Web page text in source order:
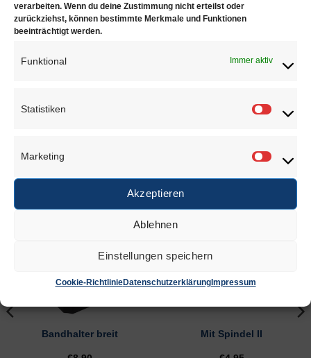
verarbeiten. Wenn du deine Zustimmung nicht erteilst oder
zurückziehst, können bestimmte Merkmale und Funktionen
beeinträchtigt werden.
Funktional Immer aktiv
Statistiken
Marketing
Akzeptieren
Ablehnen
Einstellungen speichern
Cookie-RichtlinieDatenschutzerklärungImpressum
Stifthalter zur Aufnahme der Ausstoßstifte
Schlitzschraubendreher mit Gegenstück für
ÄHNLICHE PRODUKTE
Bandhalter breit Mit Spindel II